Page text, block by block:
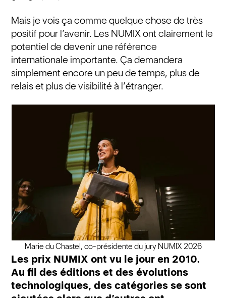
Mais je vois ça comme quelque chose de très
positif pour l’avenir. Les NUMIX ont clairement le
potentiel de devenir une référence
internationale importante. Ça demandera
simplement encore un peu de temps, plus de
relais et plus de visibilité à l’étranger.
Marie du Chastel, co-présidente du jury NUMIX 2026
Les prix NUMIX ont vu le jour en 2010.
Au fil des éditions et des évolutions
technologiques, des catégories se sont